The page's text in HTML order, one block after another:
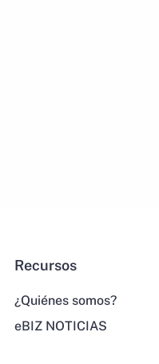
Recursos
¿Quiénes somos?
eBIZ NOTICIAS